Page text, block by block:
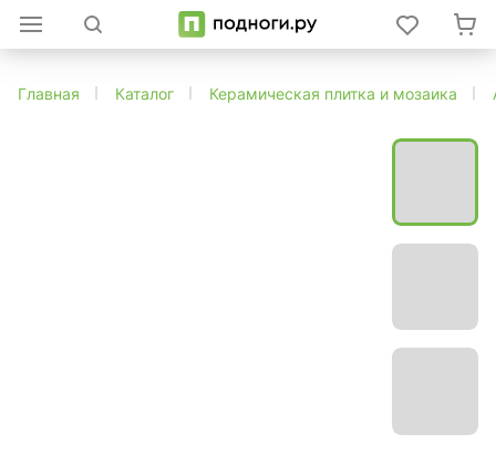
Главная Каталог Керамическая плитка и мозаика